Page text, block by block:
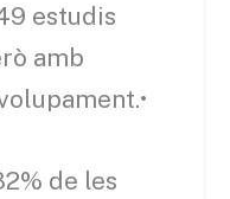
estudis
amb
de les